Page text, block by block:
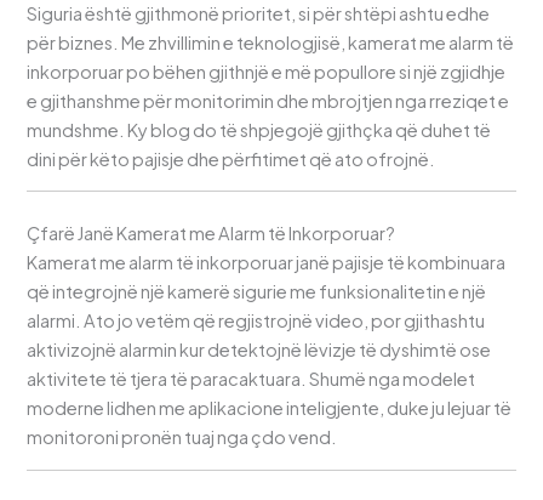
Siguria është gjithmonë prioritet, si për shtëpi ashtu edhe
për biznes. Me zhvillimin e teknologjisë, kamerat me alarm të
inkorporuar po bëhen gjithnjë e më popullore si një zgjidhje
e gjithanshme për monitorimin dhe mbrojtjen nga rreziqet e
mundshme. Ky blog do të shpjegojë gjithçka që duhet të
dini për këto pajisje dhe përfitimet që ato ofrojnë.
Çfarë Janë Kamerat me Alarm të Inkorporuar?
Kamerat me alarm të inkorporuar janë pajisje të kombinuara
që integrojnë një kamerë sigurie me funksionalitetin e një
alarmi. Ato jo vetëm që regjistrojnë video, por gjithashtu
aktivizojnë alarmin kur detektojnë lëvizje të dyshimtë ose
aktivitete të tjera të paracaktuara. Shumë nga modelet
moderne lidhen me aplikacione inteligjente, duke ju lejuar të
monitoroni pronën tuaj nga çdo vend.